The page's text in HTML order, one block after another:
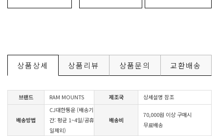
상품상세 상품리뷰 상품문의 교환배송
브랜드 RAM MOUNTS 제조국 상세설명 참조
배송방법
CJ대한통운 (배송기
간: 평균 1~4일/공휴
일제외)
배송비
70,000원 이상 구매시
무료배송